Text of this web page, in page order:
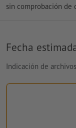
sin comprobación de
Fecha
Indicación de